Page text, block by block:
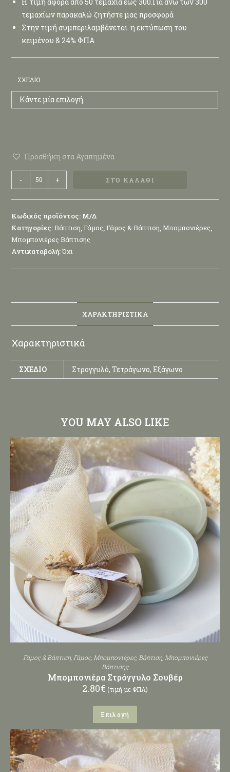
τεμαχίων παρακαλώ ζητήστε μας προσφορά
Στην τιμή συμπεριλαμβάνεται η εκτύπωση του
κειμένου & 24% ΦΠΑ
ΣΧΈΔΙΟ
Κάντε μία επιλογή
Προσθήκη στα Αγαπημένα
- + ΣΤΟ ΚΑΛΆΘΙ
Κωδικός προϊόντος: Μ/Δ
Κατηγορίες:Βάπτιση ,Γάμος ,Γάμος & Βάπτιση ,Μπομπονιέρες
Μπομπονιέρες Βάπτισης
Αντικαταβολή:Όχι
ΧΑΡΑΚΤΗΡΙΣΤΙΚΆ
Χαρακτηριστικά
ΣΧΈΔΙΟ Στρογγυλό, Τετράγωνο, Εξάγωνο
YOU MAY ALSO LIKE
Γάμος & Βάπτιση, Γάμος, Μπομπονιέρες, Βάπτιση, Μπομπονιέρες
Βάπτισης
Μπομπονιέρα Στρόγγυλο Σουβέρ
2.80€ (τιμή με ΦΠΑ)
Επιλογή